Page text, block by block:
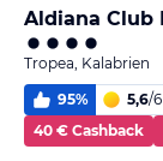
Tropea, Kalabrien
95% 5,6/6
40 € Cashback